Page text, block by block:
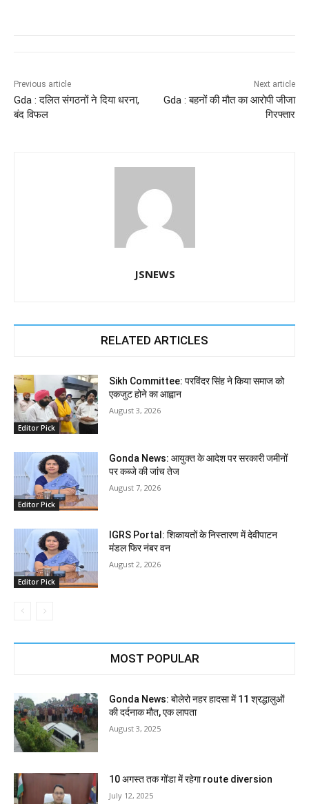
o
o
p
p
n
er
Previous article
Gda : दलित संगठनों ने दिया धरना,
बंद विफल
Next article
Gda : बहनों की मौत का आरोपी जीजा
गिरफ्तार
JSNEWS
RELATED ARTICLES
Editor Pick
Sikh Committee: परविंदर सिंह ने किया समाज को
एकजुट होने का आह्वान
August 3, 2026
Editor Pick
Gonda News: आयुक्त के आदेश पर सरकारी जमीनों
पर कब्जे की जांच तेज
August 7, 2026
Editor Pick
IGRS Portal: शिकायतों के निस्तारण में देवीपाटन
मंडल फिर नंबर वन
August 2, 2026
MOST POPULAR
Gonda News: बोलेरो नहर हादसा में 11 श्रद्धालुओं
की दर्दनाक मौत, एक लापता
August 3, 2025
10 अगस्त तक गोंडा में रहेगा route diversion
July 12, 2025